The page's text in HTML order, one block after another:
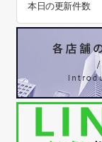
本日の更新件数